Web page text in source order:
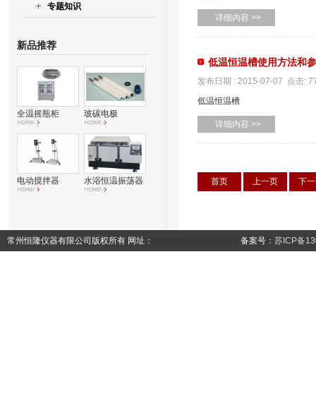
详细内容 >>
低温恒温槽使用方法和
发布日期 : 2015-07-07 点击:
低温恒温槽
详细内容 >>
首页 上一页 下
专题知识
新品推荐
全温摇瓶柜 玻碳电极
电动搅拌器 水浴恒温振荡器
常州恒隆仪器有限公司版权所有 网址： 备案号： 苏ICP备